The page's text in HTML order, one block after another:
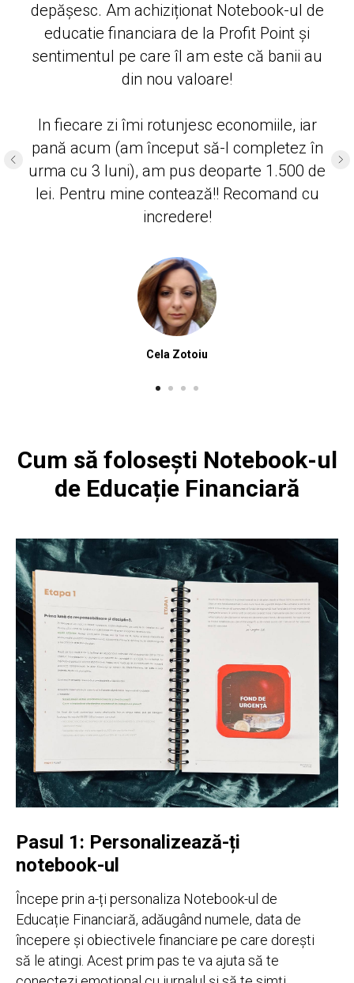
depășesc. Am achiziționat Notebook-ul de
educatie financiara de la Profit Point și
sentimentul pe care îl am este că banii au
din nou valoare!
In fiecare zi îmi rotunjesc economiile, iar
pană acum (am început să-l completez în
urma cu 3 luni), am pus deoparte 1.500 de
lei. Pentru mine contează!! Recomand cu
incredere!
Cela Zotoiu
Cum să folosești Notebook-ul
de Educație Financiară
Pasul 1: Personalizează-ți
notebook-ul
Începe prin a-ți personaliza Notebook-ul de
Educație Financiară, adăugând numele, data de
începere și obiectivele financiare pe care dorești
să le atingi. Acest prim pas te va ajuta să te